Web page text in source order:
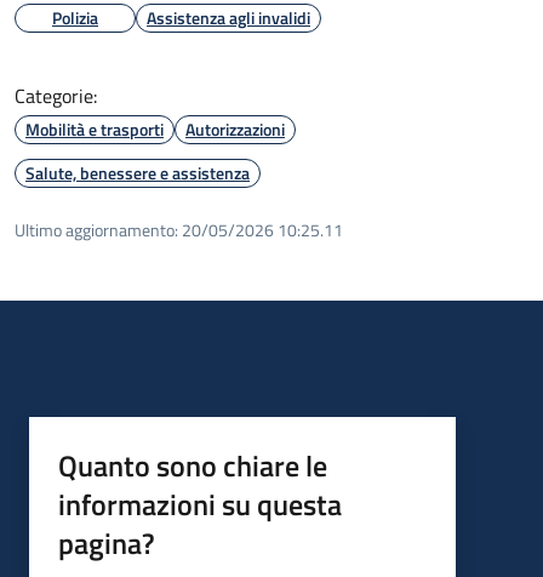
Polizia Assistenza agli invalidi
Categorie:
Mobilità e trasporti
Autorizzazioni
Salute, benessere e assistenza
Ultimo aggiornamento: 20/05/2026 10:25.11
Quanto sono chiare le
informazioni su questa
pagina?